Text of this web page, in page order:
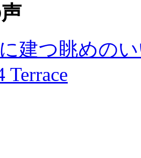
建つ眺めの
Terrace